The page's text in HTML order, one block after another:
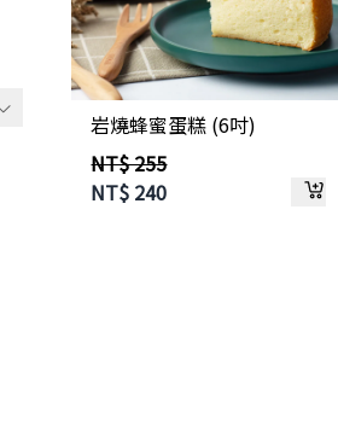
岩燒蜂蜜蛋糕 (6吋)
NT$ 255
NT$ 240